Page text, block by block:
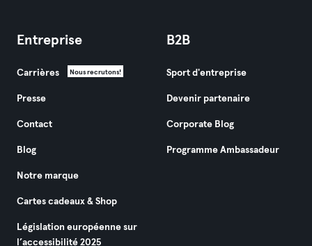
Entreprise
Carrières Nous recrutons!
Presse
Contact
Blog
Notre marque
Cartes cadeaux & Shop
Législation européenne sur
l’accessibilité 2025
B2B
Sport d'entreprise
Devenir partenaire
Corporate Blog
Programme Ambassadeur